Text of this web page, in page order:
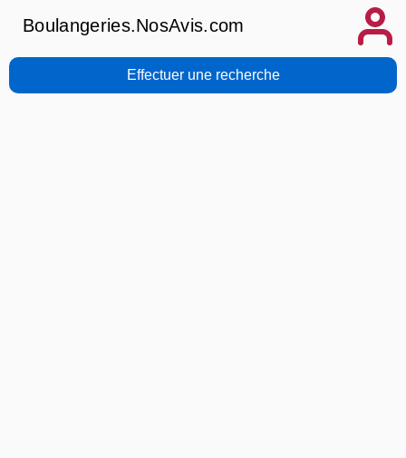
Boulangeries.NosAvis.com
Effectuer une recherche